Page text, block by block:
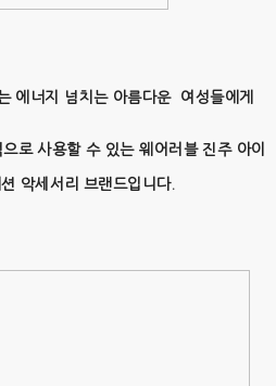
에너지 넘치는 아름다운 여성들에게
로 사용할 수 있는 웨어러블 진주 아이
악세서리 브랜드입니다.